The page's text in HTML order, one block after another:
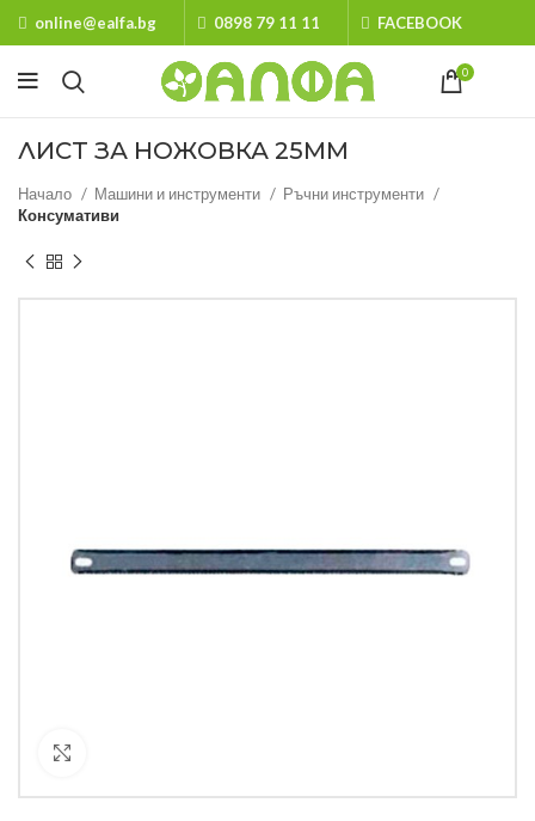
online@ealfa.bg 0898 79 11 11 FACEBOOK
0
ЛИСТ ЗА НОЖОВКА 25ММ
Начало Машини и инструменти
Ръчни инструменти
Консумативи